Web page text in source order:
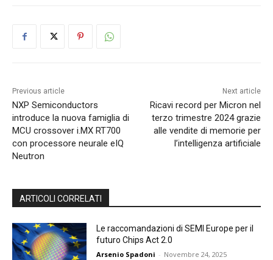
Previous article
NXP Semiconductors
introduce la nuova famiglia di
MCU crossover i.MX RT700
con processore neurale eIQ
Neutron
Next article
Ricavi record per Micron nel
terzo trimestre 2024 grazie
alle vendite di memorie per
l’intelligenza artificiale
ARTICOLI CORRELATI
Le raccomandazioni di SEMI Europe per il
futuro Chips Act 2.0
Arsenio Spadoni - Novembre 24, 2025